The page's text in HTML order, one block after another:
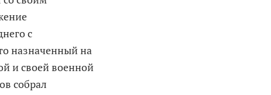
с
назначенный на
и своей военной
собрал